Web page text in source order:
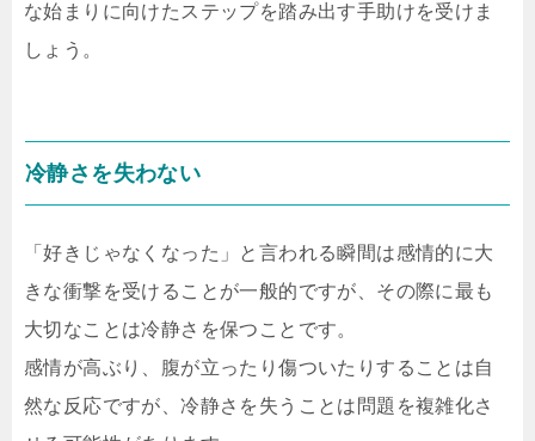
な始まりに向けたステップを踏み出す手助けを受けま
しょう。
冷静さを失わない
「好きじゃなくなった」と言われる瞬間は感情的に大
きな衝撃を受けることが一般的ですが、その際に最も
大切なことは冷静さを保つことです。
感情が高ぶり、腹が立ったり傷ついたりすることは自
然な反応ですが、冷静さを失うことは問題を複雑化さ